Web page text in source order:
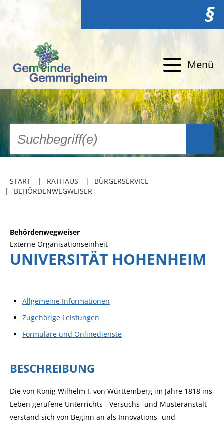
§
Menü
START RATHAUS
BÜRGERSERVICE
BEHÖRDENWEGWEISER
Behördenwegweiser
Externe Organisationseinheit
UNIVERSITÄT HOHENHEIM
Allgemeine Informationen
Zugehörige Leistungen
Formulare und Onlinedienste
BESCHREIBUNG
Die von König Wilhelm I. von Württemberg im Jahre 1818 ins
Leben gerufene Unterrichts-, Versuchs- und Musteranstalt
verstand sich von Beginn an als Innovations- und